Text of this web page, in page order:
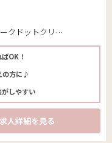
プ）(東京都 町田市)
OK！
の方に♪
しやすい
求人詳細を見る